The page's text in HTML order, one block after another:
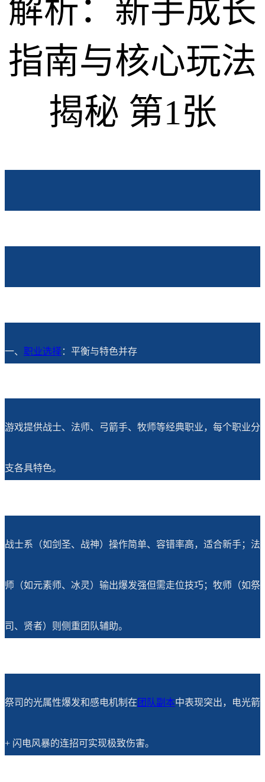
一、 职业选择：平衡与特色并存
游戏提供战士、法师、弓箭手、牧师等经典职业，每个职业分
支各具特色。
战士系（如剑圣、战神）操作简单、容错率高，适合新手；法
师（如元素师、冰灵）输出爆发强但需走位技巧；牧师（如祭
司、贤者）则侧重团队辅助。
祭司的光属性爆发和感电机制在 团队副本中表现突出，电光箭
+ 闪电风暴的连招可实现极致伤害。